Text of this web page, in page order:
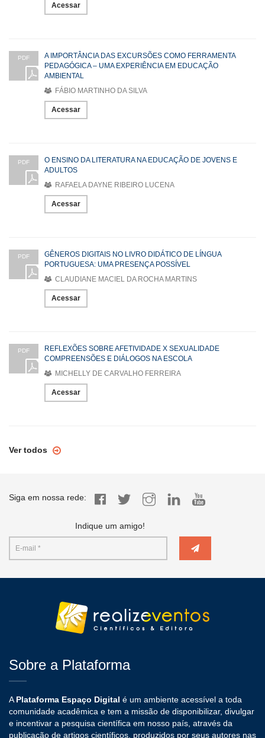
Acessar
PDF
A IMPORTÂNCIA DAS EXCURSÕES COMO FERRAMENTA
PEDAGÓGICA – UMA EXPERIÊNCIA EM EDUCAÇÃO
AMBIENTAL
FÁBIO MARTINHO DA SILVA
Acessar
PDF
O ENSINO DA LITERATURA NA EDUCAÇÃO DE JOVENS E
ADULTOS
RAFAELA DAYNE RIBEIRO LUCENA
Acessar
PDF
GÊNEROS DIGITAIS NO LIVRO DIDÁTICO DE LÍNGUA
PORTUGUESA: UMA PRESENÇA POSSÍVEL
CLAUDIANE MACIEL DA ROCHA MARTINS
Acessar
PDF
REFLEXÕES SOBRE AFETIVIDADE X SEXUALIDADE
COMPREENSÕES E DIÁLOGOS NA ESCOLA
MICHELLY DE CARVALHO FERREIRA
Acessar
Ver todos
Siga em nossa rede:
Indique um amigo!
Sobre a Plataforma
A Plataforma Espaço Digital é um ambiente acessível a toda
comunidade acadêmica e tem a missão de disponibilizar, divulgar
e incentivar a pesquisa científica em nosso país, através da
publicação de artigos científicos, produzidos por seus autores nas